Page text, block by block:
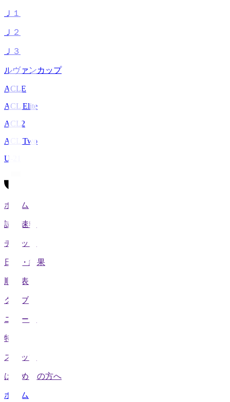
Ｊ１
Ｊ２
Ｊ３
ルヴァンカップ
ACLE
ACL Elite
ACL2
ACL Two
U-21
ホーム
試合速報
チケット
日程・結果
順位表
クラブ
ニュース
特集
スタッツ
はじめての方へ
ホーム